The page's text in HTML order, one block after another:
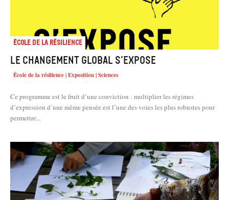
École de la résilience
Le changement global s’expose
École de la résilience | Exposition | Sciences
Ce programme est le fruit d’une conviction : multiplier les régimes
d’expression d’une même pensée est l’une des voies les plus robustes pour
permettre...